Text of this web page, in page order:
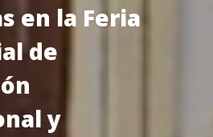
en la Feria
de
y